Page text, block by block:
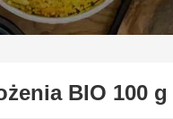
BIO 100